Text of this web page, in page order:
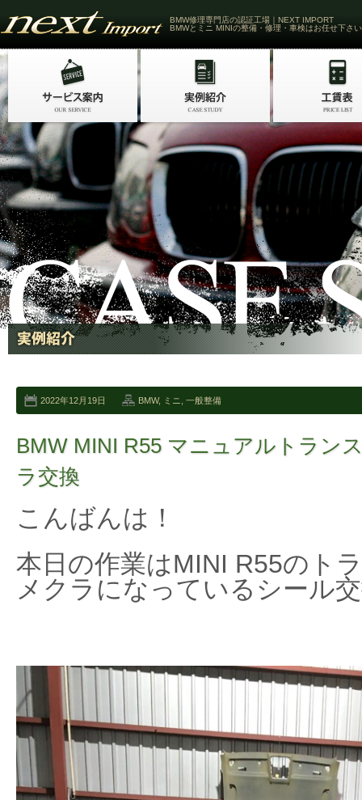
BMW修理専門店の認証工場｜NEXT IMPORT
BMWとミニ MINIの整備・修理・車検はお任せ下さい
2022年12月19日 BMW, ミニ 一般整備
BMW MINI R55 マニュアルトラン
ラ交換
こんばんは！
本日の作業はMINI R55のト
メクラになっているシール